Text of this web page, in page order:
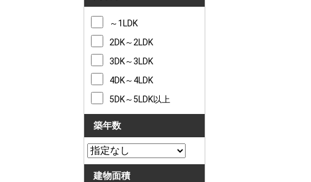
～1LDK
2DK～2LDK
3DK～3LDK
4DK～4LDK
5DK～5LDK以上
築年数
建物面積